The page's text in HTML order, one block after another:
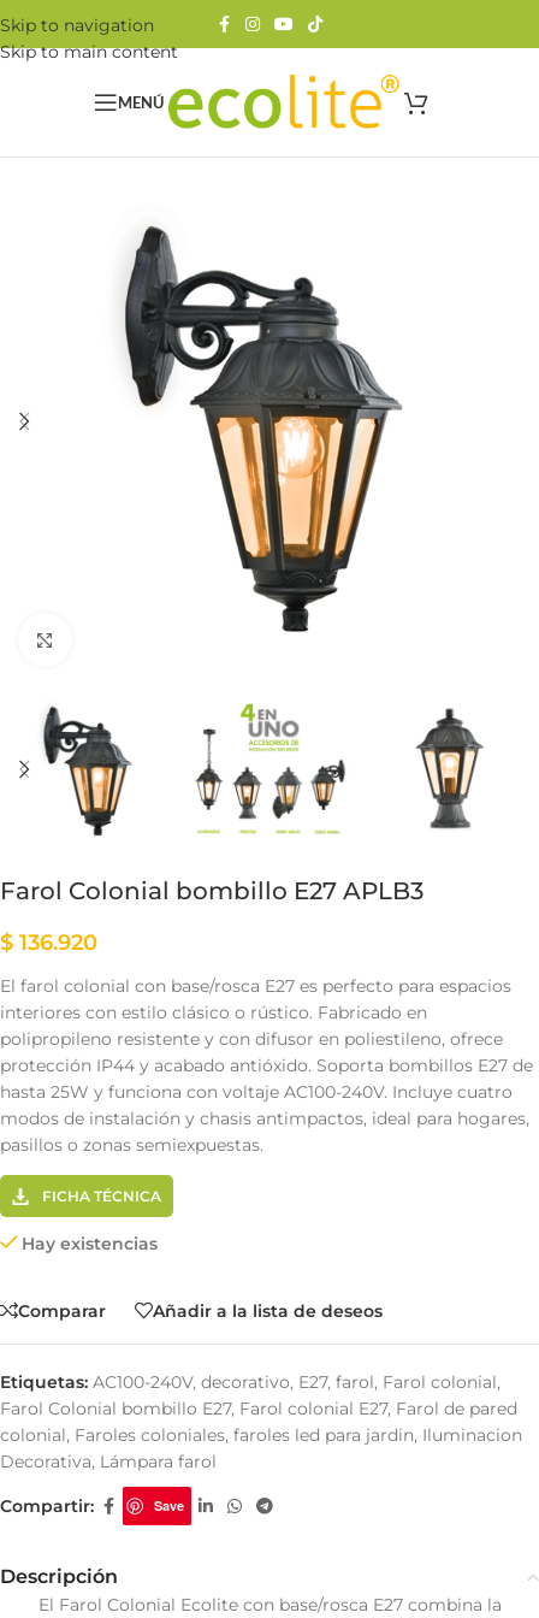
Skip to navigation
Skip to main content
MENÚ
Farol Colonial bombillo E27 APLB3
$ 136.920
El farol colonial con base/rosca E27 es perfecto para espacios
interiores con estilo clásico o rústico. Fabricado en
polipropileno resistente y con difusor en poliestileno, ofrece
protección IP44 y acabado antióxido. Soporta bombillos E27 de
hasta 25W y funciona con voltaje AC100-240V. Incluye cuatro
modos de instalación y chasis antimpactos, ideal para hogares,
pasillos o zonas semiexpuestas.
FICHA TÉCNICA
Hay existencias
Comparar Añadir a la lista de deseos
Etiquetas: AC100-240V, decorativo, E27, farol, Farol colonial,
Farol Colonial bombillo E27, Farol colonial E27, Farol de pared
colonial, Faroles coloniales, faroles led para jardin, Iluminacion
Decorativa, Lámpara farol
Compartir: Save
Descripción
El Farol Colonial Ecolite con base/rosca E27 combina la